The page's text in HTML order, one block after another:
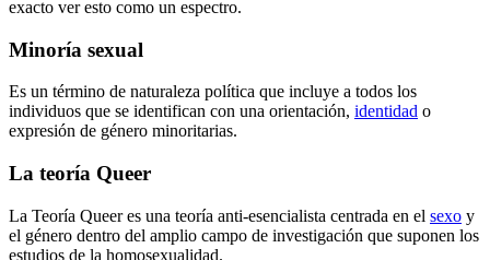
exacto ver esto como un espectro.
Minoría sexual
Es un término de naturaleza política que incluye a todos los
individuos que se identifican con una orientación, identidad o
expresión de género minoritarias.
La teoría Queer
La Teoría Queer es una teoría anti-esencialista centrada en el sexo y
el género dentro del amplio campo de investigación que suponen los
estudios de la homosexualidad.